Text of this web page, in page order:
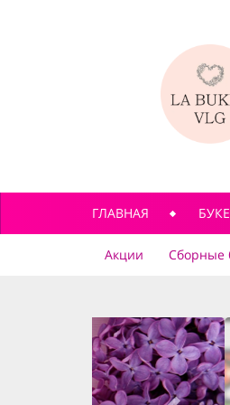
ГЛАВНАЯ
Акции Сборные